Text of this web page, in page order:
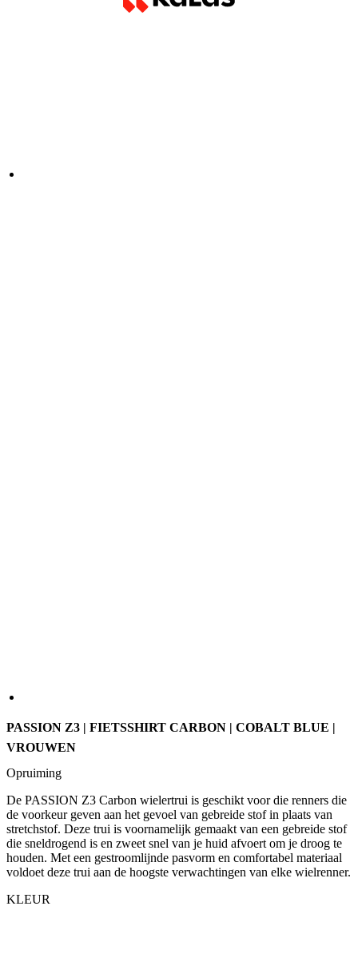
PASSION Z3 | FIETSSHIRT CARBON | COBALT BLUE |
VROUWEN
Opruiming
De PASSION Z3 Carbon wielertrui is geschikt voor die renners die
de voorkeur geven aan het gevoel van gebreide stof in plaats van
stretchstof. Deze trui is voornamelijk gemaakt van een gebreide stof
die sneldrogend is en zweet snel van je huid afvoert om je droog te
houden. Met een gestroomlijnde pasvorm en comfortabel materiaal
voldoet deze trui aan de hoogste verwachtingen van elke wielrenner.
KLEUR